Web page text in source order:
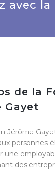
avec
de la
Gayet
Jérôme
personnes
une
des